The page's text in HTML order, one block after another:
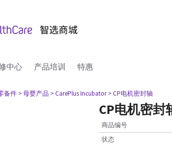
中心 产品培训 特惠
备件 > 母婴产品 > CarePlus Incubator > CP电机密封轴
CP电机密封
商品编号
状态